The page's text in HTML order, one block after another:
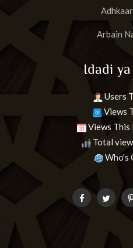
Arbain
Idadi
Users
Views
Views This
Total
Who's